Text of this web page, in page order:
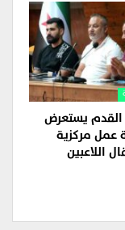
القدم يستعرض
مركزية
اللاعبين